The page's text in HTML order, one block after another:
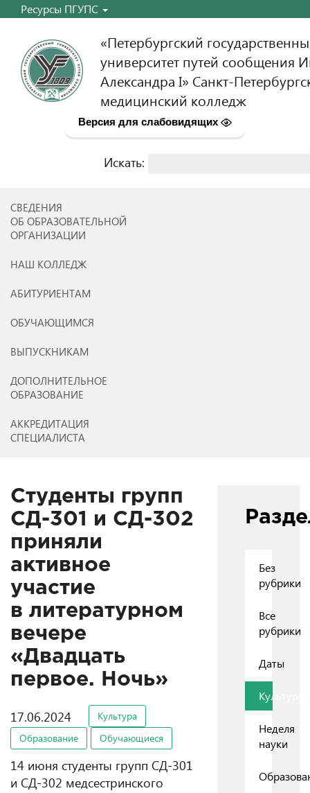
Ресурсы ПГУПС
«Петербургский
университет путей сообщения
Александра I» Санкт-
медицинский колледж
Версия для слабовидящих
Искать:
СВЕДЕНИЯ
ОБ ОБРАЗОВАТЕЛЬНОЙ
ОРГАНИЗАЦИИ
НАШ КОЛЛЕДЖ
АБИТУРИЕНТАМ
ОБУЧАЮЩИМСЯ
ВЫПУСКНИКАМ
ДОПОЛНИТЕЛЬНОЕ
ОБРАЗОВАНИЕ
АККРЕДИТАЦИЯ
СПЕЦИАЛИСТА
Студенты групп
СД-301 и СД-302
приняли
активное
участие
в литературном
вечере
«Двадцать
первое. Ночь»
17.06.2024
Культура
Образование
Обучающиеся
14 июня студенты групп СД-301
и СД-302 медсестринского
Без
рубрики
Все
рубрики
Даты
Культура
Неделя
науки